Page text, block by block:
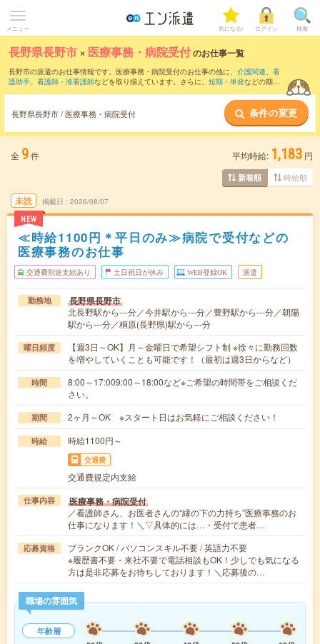
メニュー 気になる! ログイン 検索
長野県長野市 × 医療事務・病院受付のお仕事一覧
長野市の派遣のお仕事情報です。医療事務・病院受付のお仕事の他に、 介護関連、 看
護助手、 看護師・准看護師などを取り揃えています。さらに、 短期 ・ 単発などの期間
長野県長野市 / 医療事務・病院受付 条件の変更
全 9件 平均時給: 1,183 円
新着順 時給順
未読
NEW
掲載日 2026/08/07
≪時給1100円＊平日のみ≫病院で受付などの
医療事務のお仕事
交通費別途支給あり 土日祝日が休み WEB登録OK 派遣
勤務地 長野県長野市
北長野駅から---分／今井駅から---分／豊野駅から---分／朝陽
駅から---分／桐原(長野県)駅から---分
曜日頻度
【週3日～OK】月～金曜日で希望シフト制 ※徐々に勤務回数
を増やしていくことも可能です！（最初は週3日からなど）
時間
8:00～17:009:00～18:00など※ご希望の時間帯をご相談くだ
さい。
期間 2ヶ月～OK ※スタート日はお気軽にご相談ください！
時給 時給1100円～
交通費
交通費規定内支給
仕事内容 医療事務・病院受付
／看護師さん、お医者さんの“縁の下の力持ち”医療事務のお
仕事になります！＼▽具体的には…・受付で患者…
応募資格
ブランクOK / パソコンスキル不要 / 英語力不要
※履歴書不要・来社不要で電話相談もOK！少しでも気になる
方は是非応募をお待ちしております！＼応募後の…
職場の雰囲気
年齢層